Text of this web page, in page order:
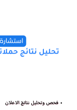
229 ر.س.